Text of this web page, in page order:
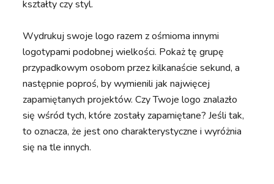
kształty czy styl.
Wydrukuj swoje logo razem z ośmioma innymi
logotypami podobnej wielkości. Pokaż tę grupę
przypadkowym osobom przez kilkanaście sekund, a
następnie poproś, by wymienili jak najwięcej
zapamiętanych projektów. Czy Twoje logo znalazło
się wśród tych, które zostały zapamiętane? Jeśli tak,
to oznacza, że jest ono charakterystyczne i wyróżnia
się na tle innych.